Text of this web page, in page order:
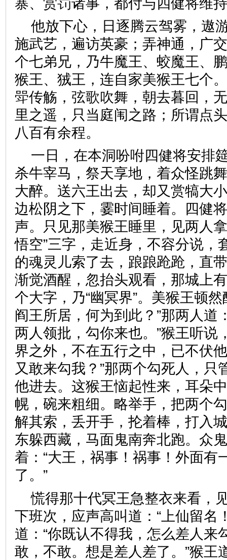
他放下心，日逐腾云驾雾，遨
施武艺，遍访英豪；弄神通，广
个七弟兄，乃牛魔王、蛟魔王、
猴王、狨王，连自家美猴王七个
斝传觞，弦歌吹舞，朝去暮回，
里之遥，只当庭闱之路；所谓点
八百有余程。
一日，在本洞吩咐四健将安排
杀牛宰马，祭天享地，着众怪跳
大醉。送六王出去，却又赏犒大
边松阴之下，霎时间睡着。四健
声。只见那美猴王睡里，见两人
悟空”三字，走近身，不容分说，
的魂灵儿索了去，踉踉跄跄，直
渐觉酒醒，忽抬头观看，那城上
个大字，乃“幽冥界”。美猴王顿
阎王所居，何为到此？”那两人道
两人领批，勾你来也。”猴王听说
界之外，不在五行之中，已不伏
又敢来勾我？”那两个勾死人，只
他进去。这猴王恼起性来，耳朵
幌，碗来粗细。略举手，把两个
解其索，丢开手，抡着棒，打入
东躲西藏，马面鬼南奔北跑。众
着：“大王，祸事！祸事！外面有
了。”
慌得那十代冥王急整衣来看，
下班次，应声高叫道：“上仙留名
道：“你既认不得我，怎么差人来
敢，不敢。想是差人差了。”猴王